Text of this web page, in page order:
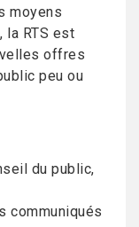
moyens
RTS est
offres
peu ou
du public,
communiqués